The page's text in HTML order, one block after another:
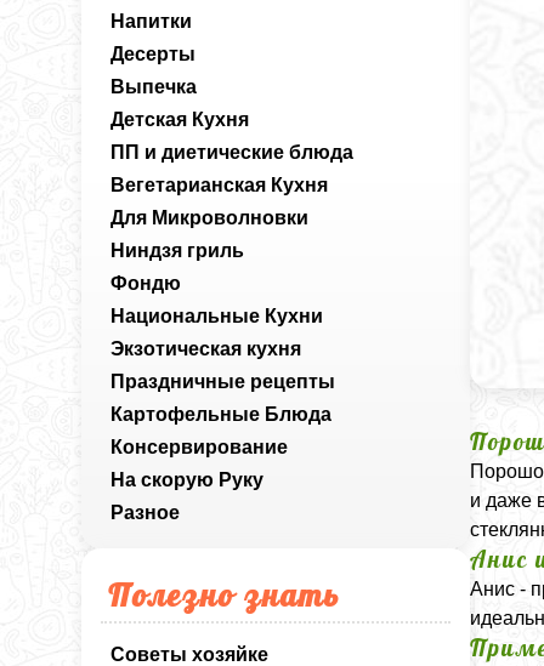
Напитки
Десерты
Выпечка
Детская Кухня
ПП и диетические блюда
Вегетарианская Кухня
Для Микроволновки
Ниндзя гриль
Фондю
Национальные Кухни
Экзотическая кухня
Праздничные рецепты
Картофельные Блюда
Консервирование
На скорую Руку
Разное
Полезно знать
Советы хозяйке
и даже
Анис
Анис -